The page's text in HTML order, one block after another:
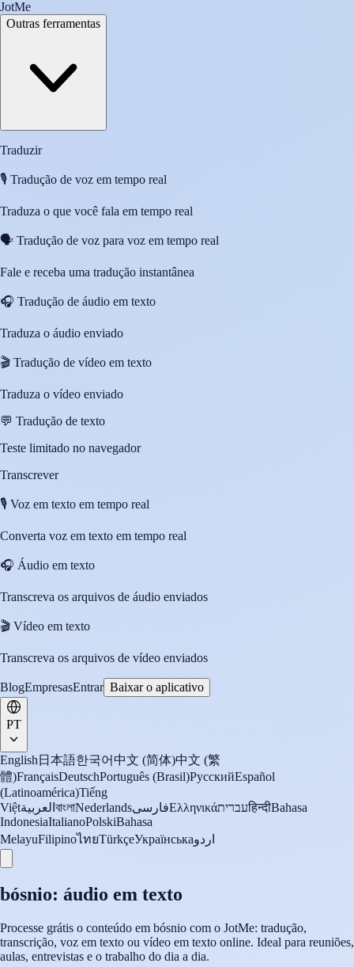
JotMe
Outras ferramentas
Traduzir
🎙️ Tradução de voz em tempo real
Traduza o que você fala em tempo real
🗣️ Tradução de voz para voz em tempo real
Fale e receba uma tradução instantânea
🎧 Tradução de áudio em texto
Traduza o áudio enviado
🎬 Tradução de vídeo em texto
Traduza o vídeo enviado
💬 Tradução de texto
Teste limitado no navegador
Transcrever
🎙️ Voz em texto em tempo real
Converta voz em texto em tempo real
🎧 Áudio em texto
Transcreva os arquivos de áudio enviados
🎬 Vídeo em texto
Transcreva os arquivos de vídeo enviados
BlogEmpresasEntrar Baixar o aplicativo
PT
English 日本語한국어中文 (简体)中文 (繁
體)FrançaisDeutschPortuguês (Brasil)РусскийEspañol
(Latinoamérica)Tiếng
Việtالعربية বাংলাNederlandsفارسیΕλληνικάעבריתहिन्दीBahasa
IndonesiaItalianoPolskiBahasa
MelayuFilipinoไทยTürkçeУкраїнськаاردو
bósnio: áudio em texto
Processe grátis o conteúdo em bósnio com o JotMe: tradução,
transcrição, voz em texto ou vídeo em texto online. Ideal para reuniões,
aulas, entrevistas e o trabalho do dia a dia.